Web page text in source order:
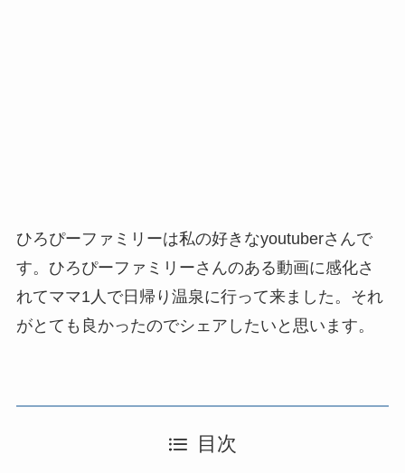
ひろぴーファミリーは私の好きなyoutuberさんで
す。ひろぴーファミリーさんのある動画に感化さ
れてママ1人で日帰り温泉に行って来ました。それ
がとても良かったのでシェアしたいと思います。
目次